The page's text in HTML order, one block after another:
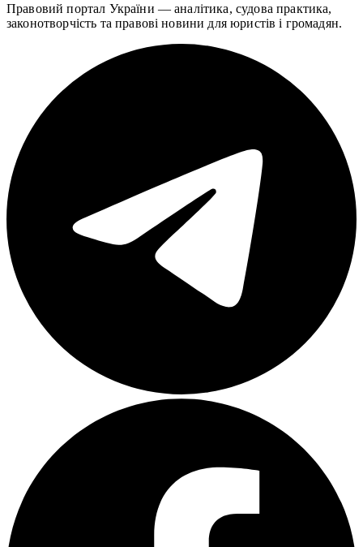
Правовий портал України — аналітика, судова практика,
законотворчість та правові новини для юристів і громадян.